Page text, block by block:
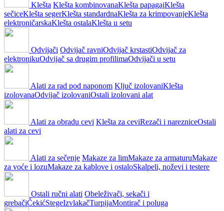
Klešta Klešta kombinovanaKlešta papagajKlešta
sečiceKlešta segerKlešta standardnaKlešta za krimpovanjeKlešta
elektroničarskaKlešta ostalaKlešta u setu
Odvijači Odvijač ravniOdvijač krstastiOdvijač za
elektronikuOdvijač sa drugim profilimaOdvijači u setu
Alati za rad pod naponom Ključ izolovaniKlešta
izolovanaOdvijač izolovaniOstali izolovani alat
Alati za obradu cevi Klešta za ceviRezači i narezniceOstali
alati za cevi
Alati za sečenje Makaze za limMakaze za armaturuMakaze
za voće i lozuMakaze za kablove i ostaloSkalpeli, noževi i testere
Ostali ručni alati Obeleživači, sekači i
grebačiČekićStegeIzvlakačTurpijaMontirač i poluga